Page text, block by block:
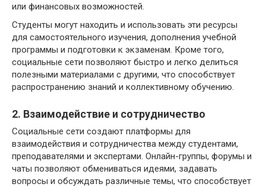
или финансовых возможностей.
Студенты могут находить и использовать эти ресурсы
для самостоятельного изучения, дополнения учебной
программы и подготовки к экзаменам. Кроме того,
социальные сети позволяют быстро и легко делиться
полезными материалами с другими, что способствует
распространению знаний и коллективному обучению.
2. Взаимодействие и сотрудничество
Социальные сети создают платформы для
взаимодействия и сотрудничества между студентами,
преподавателями и экспертами. Онлайн-группы, форумы и
чаты позволяют обмениваться идеями, задавать
вопросы и обсуждать различные темы, что способствует